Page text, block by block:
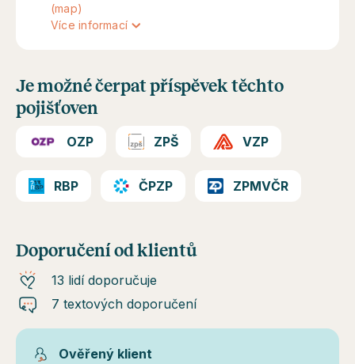
(map)
Více informací
Je možné čerpat příspěvek těchto
pojišťoven
OZP ZPŠ VZP
RBP ČPZP ZPMVČR
Doporučení od klientů
13 lidí doporučuje
7 textových doporučení
Ověřený klient